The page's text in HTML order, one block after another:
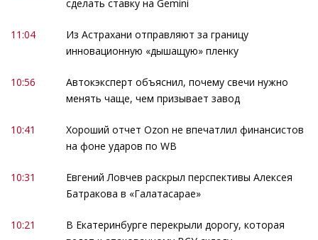
сделать ставку на Gemini
11:04
Из Астрахани отправляют за границу
инновационную «дышащую» пленку
10:56
Автокэксперт объяснил, почему свечи нужно
менять чаще, чем призывает завод
10:41
Хороший отчет Ozon не впечатлил финансистов
на фоне ударов по WB
10:31
Евгений Ловчев раскрыл перспективы Алексея
Батракова в «Галатасарае»
10:21
В Екатеринбурге перекрыли дорогу, которая